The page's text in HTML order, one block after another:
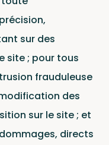
sur des
site ; pour tous
frauduleuse
des
sur le site ; et
directs